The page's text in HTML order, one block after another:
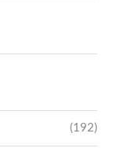
(192)